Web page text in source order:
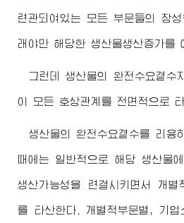
련관되여있는 모든 부문들의 장
래야만 해당한 생산물생산증가를
그런데 생산물의 완전수요곁수
이 모든 호상관계를 전면적으로
생산물의 완전수요곁수를 리용
때에는 일반적으로 해당 생산물
생산가능성을 련결시키면서 개
를 타산한다. 개별적부문별, 기업